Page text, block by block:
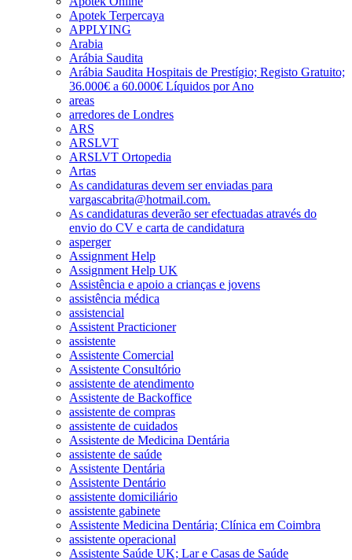
Apotek Terpercaya
APPLYING
Arabia
Arábia Saudita
Arábia Saudita Hospitais de Prestígio; Registo Gratuito;
36.000€ a 60.000€ Líquidos por Ano
areas
arredores de Londres
ARS
ARSLVT
ARSLVT Ortopedia
Artas
As candidaturas devem ser enviadas para
vargascabrita@hotmail.com.
As candidaturas deverão ser efectuadas através do
envio do CV e carta de candidatura
asperger
Assignment Help
Assignment Help UK
Assistência e apoio a crianças e jovens
assistência médica
assistencial
Assistent Practicioner
assistente
Assistente Comercial
Assistente Consultório
assistente de atendimento
Assistente de Backoffice
assistente de compras
assistente de cuidados
Assistente de Medicina Dentária
assistente de saúde
Assistente Dentária
Assistente Dentário
assistente domiciliário
assistente gabinete
Assistente Medicina Dentária; Clínica em Coimbra
assistente operacional
Assistente Saúde UK; Lar e Casas de Saúde